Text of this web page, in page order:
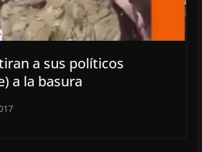
a sus políticos
a la basura